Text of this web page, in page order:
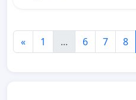
« 1 ... 6 7 8